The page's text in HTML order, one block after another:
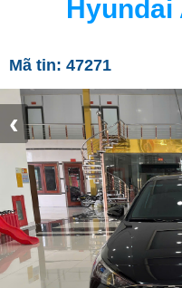
Hyundai
Mã tin: 47271
‹